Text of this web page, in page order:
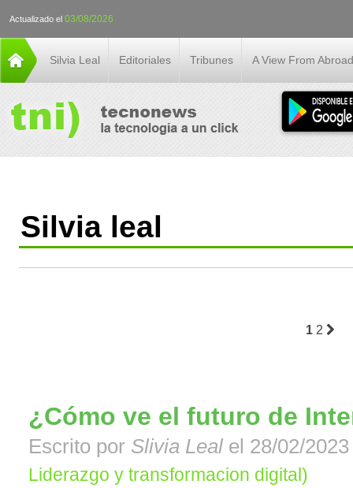
Actualizado el 03/08/2026
Silvia Leal Editoriales Tribunes A View From Abroad
Silvia leal
1 2
¿Cómo ve el futuro de
Escrito por Slivia Leal el 28/02/
Liderazgo y transformacion digital)